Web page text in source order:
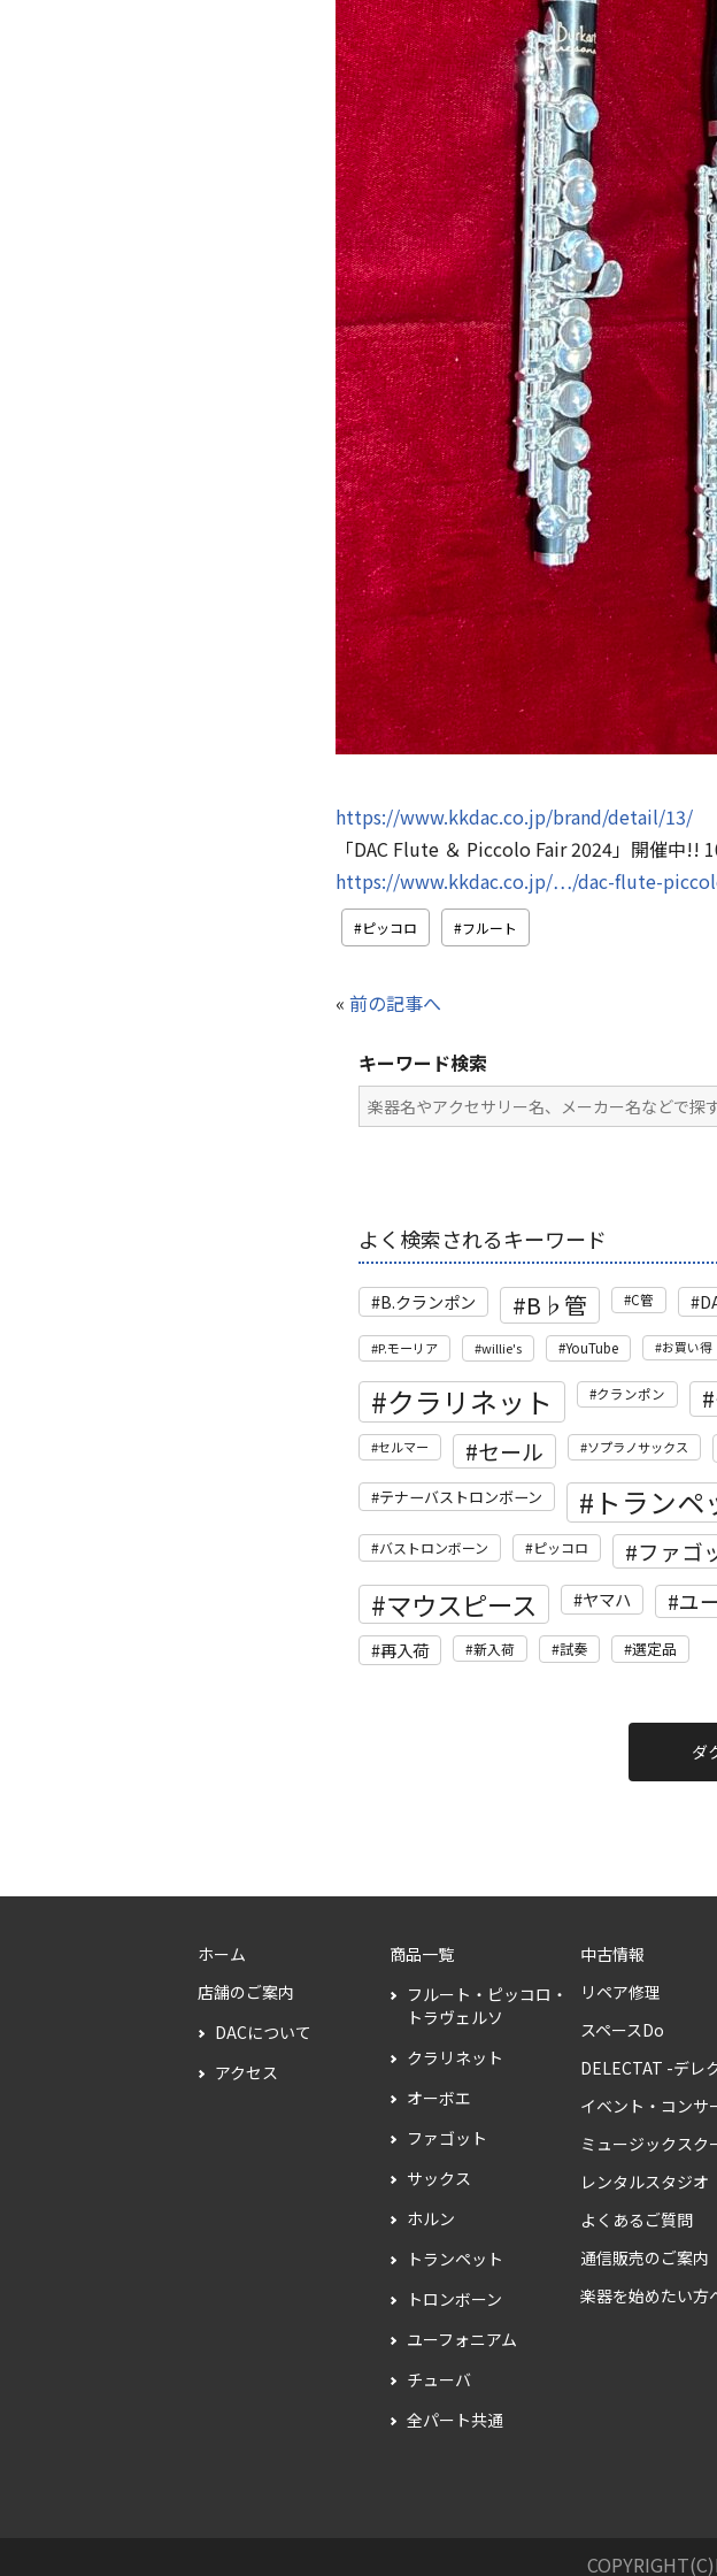
https://www.kkdac.co.jp/brand/detail/13/
「DAC Flute ＆ Piccolo Fair 2024」開催中!!
https://www.kkdac.co.jp/…/dac-flute-
ピッコロ フルート
« 前の記事へ
キーワード検索
よく検索されるキーワード
B.クランポン B♭管 C管
P.モーリア willie's YouTube お買い得
クラリネット クランポン
セルマー セール ソプラノサックス
テナーバストロンボーン トランペ
バストロンボーン ピッコロ ファゴ
マウスピース ヤマハ ユ
再入荷 新入荷 試奏 選定品
ダ
ホーム
店舗のご案内
DACについて
アクセス
商品一覧
フルート・ピッコロ・
トラヴェルソ
クラリネット
オーボエ
ファゴット
サックス
ホルン
トランペット
トロンボーン
ユーフォニアム
チューバ
全パート共通
中古情報
リペア修理
スペースDo
DELECTAT -デレ
イベント・コンサ
ミュージックスク
レンタルスタジオ
よくあるご質問
通信販売のご案内
楽器を始めたい方